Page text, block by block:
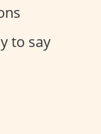
to say